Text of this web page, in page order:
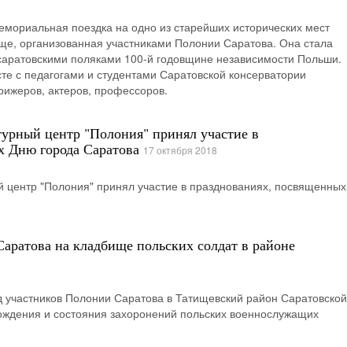
поездка на одно из старейших исторических мест
организованная участниками Полонии Саратова. Она стала
поляками 100-й годовщине независимости Польши.
с педагогами и студентами Саратовской консерватории
актеров, профессоров.
центр "Полония" принял участие в
Дню города Саратова 17 октября 2018
центр "Полония" принял участие в празднованиях, посвященных
на кладбище польских солдат в районе
Полонии Саратова в Татищевский район Саратовской
и состояния захоронений польских военнослужащих